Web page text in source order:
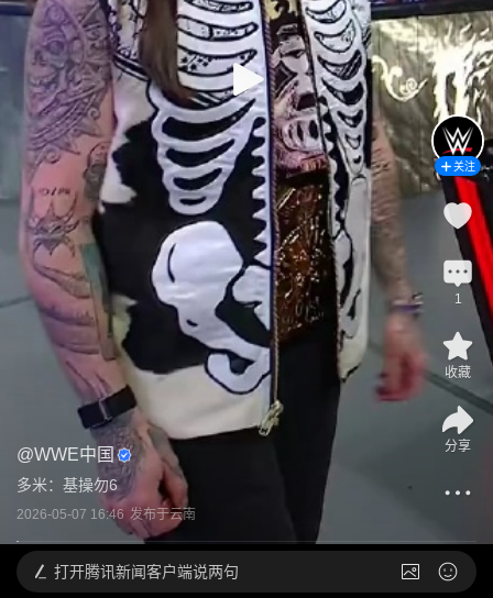
@WWE中国
多米：基操勿6
2026-05-07 16:46 发布于云南
关注
1
收藏
分享
打开腾讯新闻客户端说两句